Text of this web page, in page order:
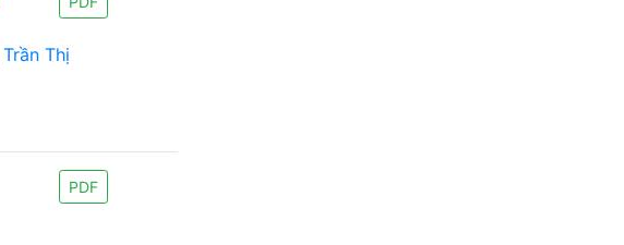
Trần Thị
PDF